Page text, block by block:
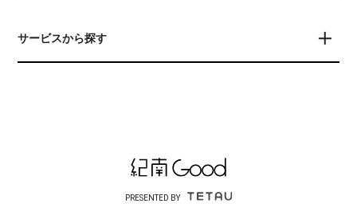
サービスから探す
PRESENTED BY